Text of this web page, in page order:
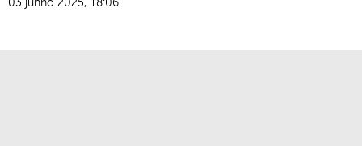
03 junho 2025, 18:06